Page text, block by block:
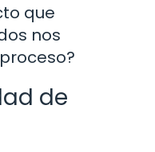
que
nos
de